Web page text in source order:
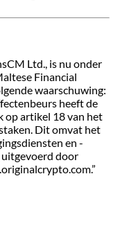
Ltd., is nu onder
Financial
waarschuwing:
heeft de
op artikel 18 van het
Dit omvat het
en -
door